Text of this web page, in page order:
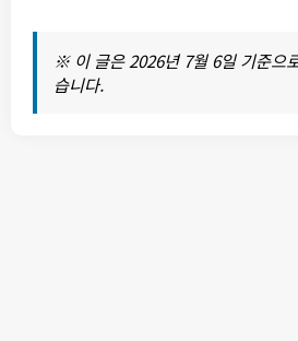
※ 이 글은 2026년 7월 6일 기준으
습니다.